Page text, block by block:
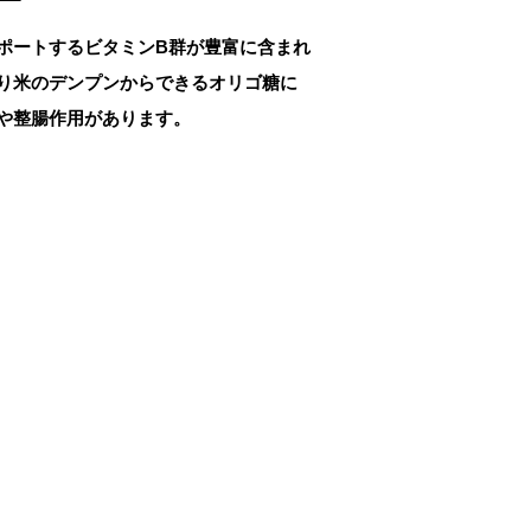
ートするビタミンB群が豊富に含まれ
米のデンプンからできるオリゴ糖に
整腸作用があります。